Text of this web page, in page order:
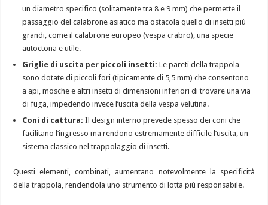
un diametro specifico (solitamente tra 8 e 9 mm) che permette il
passaggio del calabrone asiatico ma ostacola quello di insetti più
grandi, come il calabrone europeo (vespa crabro), una specie
autoctona e utile.
Griglie di uscita per piccoli insetti: Le pareti della trappola
sono dotate di piccoli fori (tipicamente di 5,5 mm) che consentono
a api, mosche e altri insetti di dimensioni inferiori di trovare una via
di fuga, impedendo invece l’uscita della vespa velutina.
Coni di cattura: Il design interno prevede spesso dei coni che
facilitano l’ingresso ma rendono estremamente difficile l’uscita, un
sistema classico nel trappolaggio di insetti.
Questi elementi, combinati, aumentano notevolmente la specificità
della trappola, rendendola uno strumento di lotta più responsabile.